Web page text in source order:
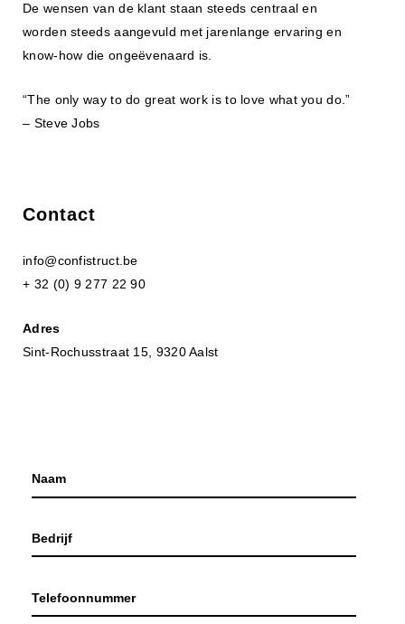
De wensen van de klant staan steeds centraal en
worden steeds aangevuld met jarenlange ervaring en
know-how die ongeëvenaard is.
“The only way to do great work is to love what you do.”
– Steve Jobs
Contact
info@confistruct.be
+ 32 (0) 9 277 22 90
Adres
Sint-Rochusstraat 15, 9320 Aalst